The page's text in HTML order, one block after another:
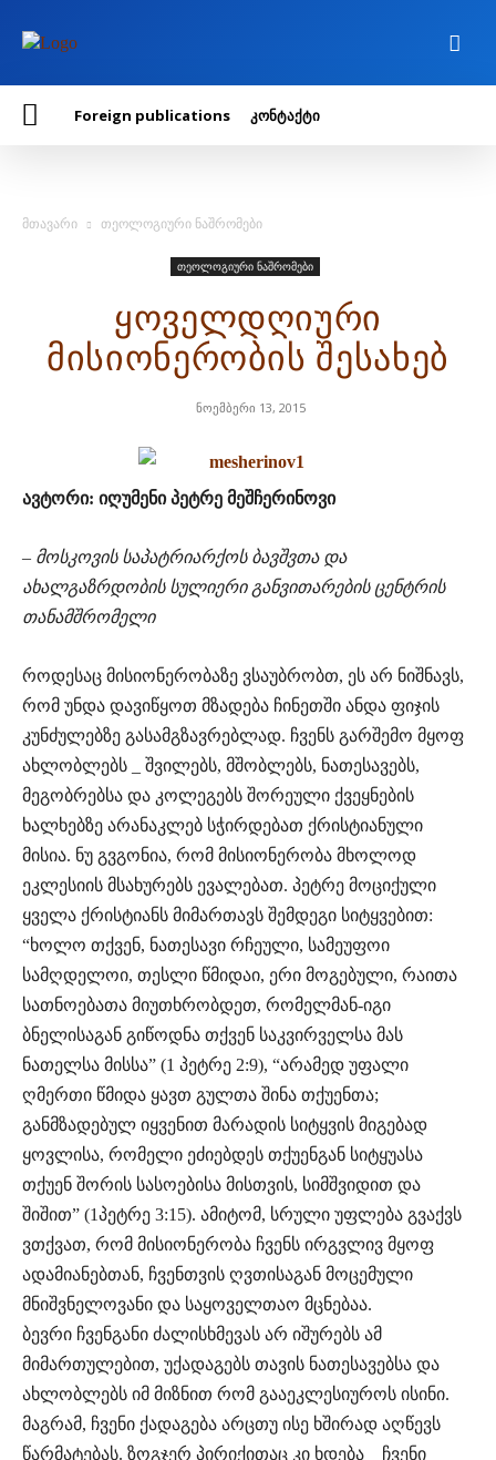
Foreign publications კონტაქტი
მთავარი თეოლოგიური ნაშრომები
თეოლოგიური ნაშრომები
ყოველდღიური
მისიონერობის შესახებ
ნოემბერი 13, 2015
ავტორი: იღუმენი პეტრე მეშჩერინოვი
– მოსკოვის საპატრიარქოს ბავშვთა და
ახალგაზრდობის სულიერი განვითარების ცენტრის
თანამშრომელი
როდესაც მისიონერობაზე ვსაუბრობთ, ეს არ ნიშნავს,
რომ უნდა დავიწყოთ მზადება ჩინეთში ანდა ფიჯის
კუნძულებზე გასამგზავრებლად. ჩვენს გარშემო მყოფ
ახლობლებს _ შვილებს, მშობლებს, ნათესავებს,
მეგობრებსა და კოლეგებს შორეული ქვეყნების
ხალხებზე არანაკლებ სჭირდებათ ქრისტიანული
მისია. ნუ გვგონია, რომ მისიონერობა მხოლოდ
ეკლესიის მსახურებს ევალებათ. პეტრე მოციქული
ყველა ქრისტიანს მიმართავს შემდეგი სიტყვებით:
“ხოლო თქვენ, ნათესავი რჩეული, სამეუფოი
სამღდელოი, თესლი წმიდაი, ერი მოგებული, რაითა
სათნოებათა მიუთხრობდეთ, რომელმან-იგი
ბნელისაგან გიწოდნა თქვენ საკვირველსა მას
ნათელსა მისსა” (1 პეტრე 2:9), “არამედ უფალი
ღმერთი წმიდა ყავთ გულთა შინა თქუენთა;
განმზადებულ იყვენით მარადის სიტყვის მიგებად
ყოვლისა, რომელი ეძიებდეს თქუენგან სიტყუასა
თქუენ შორის სასოებისა მისთვის, სიმშვიდით და
შიშით” (1პეტრე 3:15). ამიტომ, სრული უფლება გვაქვს
ვთქვათ, რომ მისიონერობა ჩვენს ირგვლივ მყოფ
ადამიანებთან, ჩვენთვის ღვთისაგან მოცემული
მნიშვნელოვანი და საყოველთაო მცნებაა.
ბევრი ჩვენგანი ძალისხმევას არ იშურებს ამ
მიმართულებით, უქადაგებს თავის ნათესავებსა და
ახლობლებს იმ მიზნით რომ გააეკლესიუროს ისინი.
მაგრამ, ჩვენი ქადაგება არცთუ ისე ხშირად აღწევს
წარმატებას. ზოგჯერ პირიქითაც კი ხდება _ ჩვენი